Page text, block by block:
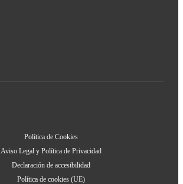
Política de Cookies
Aviso Legal y Política de Privacidad
Declaración de accesibilidad
Política de cookies (UE)